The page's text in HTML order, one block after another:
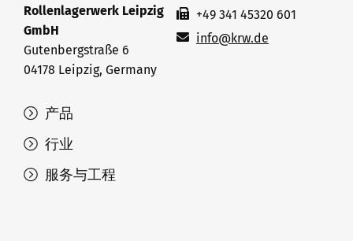
产品
行业
服务与工程
Rollenlagerwerk Leipzig
GmbH
Gutenbergstraße 6
04178 Leipzig, Germany
+49 341 45320 601
info@krw.de